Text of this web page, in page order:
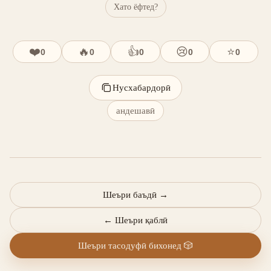
Хато ёфтед?
❤️0 🔥0 👍0 😢0 ⭐0
Нусхабардорӣ
андешавӣ
← Шеъри қаблӣ
Шеъри баъдӣ →
Шеъри тасодуфӣ бихонед 🎲